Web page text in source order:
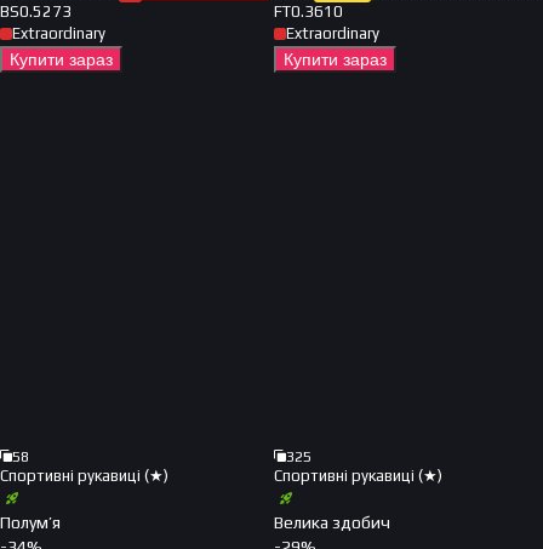
BS0.5273
Extraordinary
Купити зараз
FT0.3610
Extraordinary
Купити зараз
58
Спортивні рукавиці (★)
Полум’я
325
Спортивні рукавиці (★)
Велика здобич